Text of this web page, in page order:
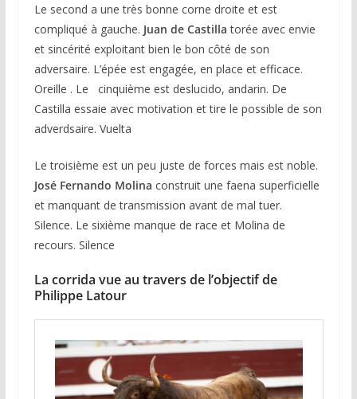
Le second a une très bonne corne droite et est
compliqué à gauche. Juan de Castilla torée avec envie
et sincérité exploitant bien le bon côté de son
adversaire. L’épée est engagée, en place et efficace.
Oreille . Le cinquième est deslucido, andarin. De
Castilla essaie avec motivation et tire le possible de son
adverdsaire. Vuelta
Le troisième est un peu juste de forces mais est noble.
José Fernando Molina construit une faena superficielle
et manquant de transmission avant de mal tuer.
Silence. Le sixième manque de race et Molina de
recours. Silence
La corrida vue au travers de l’objectif de
Philippe Latour